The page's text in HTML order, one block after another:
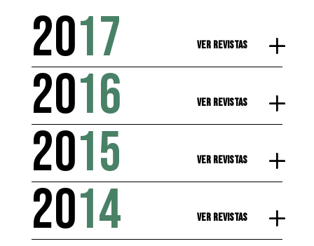
2017 Ver Revistas
2016 Ver Revistas
2015 Ver Revistas
2014 Ver Revistas